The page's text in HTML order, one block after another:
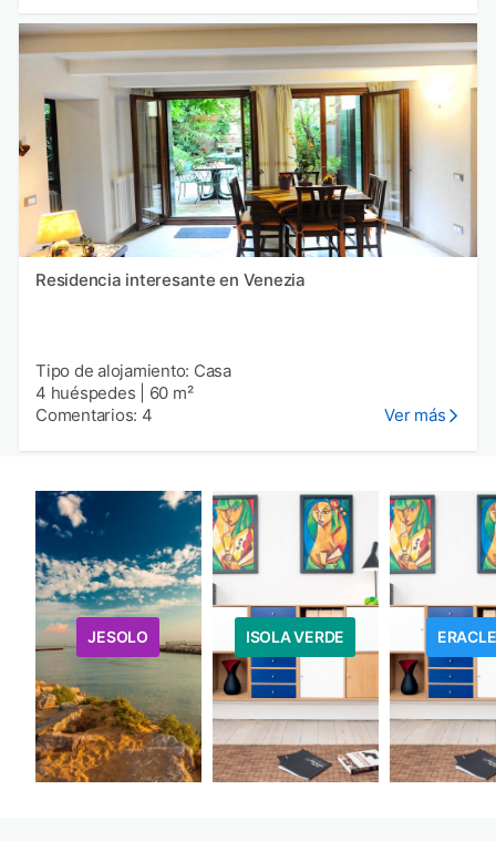
Residencia interesante en Venezia
Tipo de alojamiento: Casa
4 huéspedes
60 m²
Comentarios: 4
Ver más
JESOLO ISOLA VERDE